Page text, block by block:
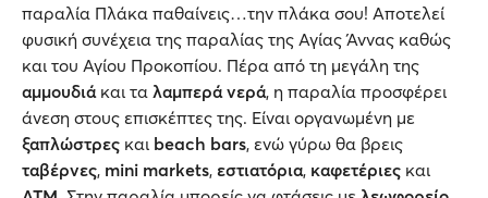
παραλία Πλάκα παθαίνεις…την πλάκα σου! Αποτελεί
φυσική συνέχεια της παραλίας της Αγίας Άννας καθώς
και του Αγίου Προκοπίου. Πέρα από τη μεγάλη της
αμμουδιάκαι τα λαμπερά νερά, η παραλία προσφέρει
άνεση στους επισκέπτες της. Είναι οργανωμένη με
ξαπλώστρες και beach bars, ενώ γύρω θα βρεις
ταβέρνες, mini markets, εστιατόρια, καφετέριες και